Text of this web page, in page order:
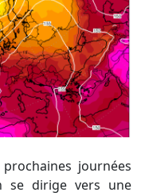
journées
se dirige vers une